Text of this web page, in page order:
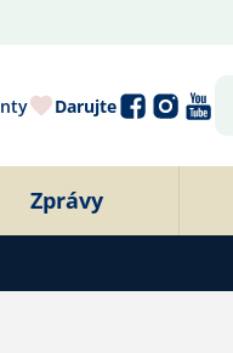
Darujte
Zprávy